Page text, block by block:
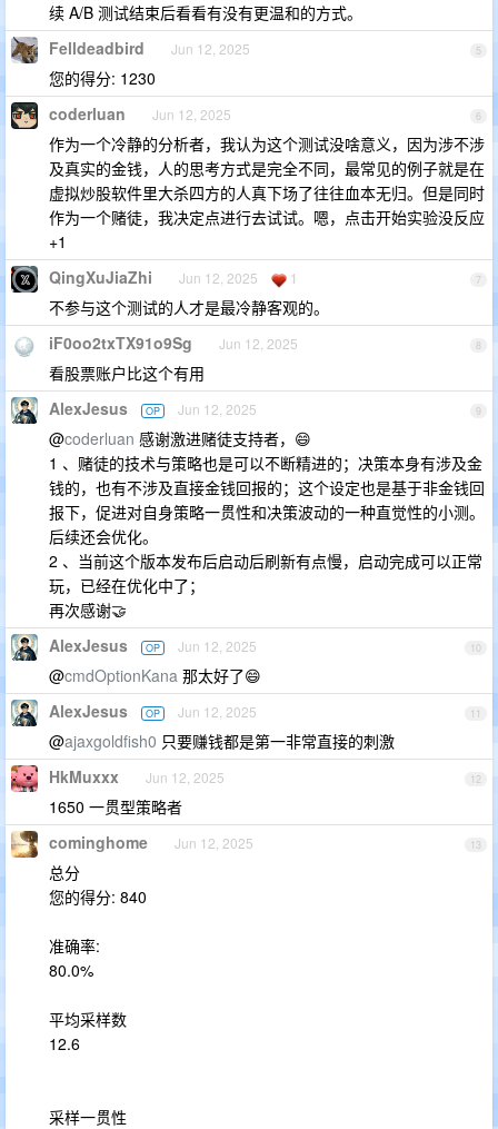
续 A/B 测试结束后看看有没有更温和的方式。
5
Felldeadbird Jun 12, 2025
您的得分: 1230
6
coderluan Jun 12, 2025
作为一个冷静的分析者，我认为这个测试没啥意义，因为涉不涉
及真实的金钱，人的思考方式是完全不同，最常见的例子就是在
虚拟炒股软件里大杀四方的人真下场了往往血本无归。但是同时
作为一个赌徒，我决定点进行去试试。嗯，点击开始实验没反应
+1
7
QingXuJiaZhi Jun 12, 2025 1
不参与这个测试的人才是最冷静客观的。
8
iF0oo2txTX91o9Sg Jun 12, 2025
看股票账户比这个有用
9
AlexJesus OP Jun 12, 2025
@coderluan 感谢激进赌徒支持者，😄
1 、赌徒的技术与策略也是可以不断精进的；决策本身有涉及金
钱的，也有不涉及直接金钱回报的；这个设定也是基于非金钱回
报下，促进对自身策略一贯性和决策波动的一种直觉性的小测。
后续还会优化。
2 、当前这个版本发布后启动后刷新有点慢，启动完成可以正常
玩，已经在优化中了；
再次感谢🤝
10
AlexJesus OP Jun 12, 2025
@cmdOptionKana 那太好了😄
11
AlexJesus OP Jun 12, 2025
@ajaxgoldfish0 只要赚钱都是第一非常直接的刺激
12
HkMuxxx Jun 12, 2025
1650 一贯型策略者
13
cominghome Jun 12, 2025
总分
您的得分: 840
准确率:
80.0%
平均采样数
12.6
采样一贯性